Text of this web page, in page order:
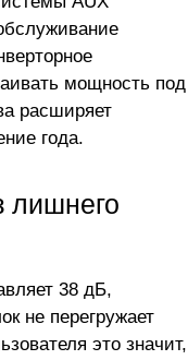
мощность под
расширяет
года.
лишнего
38 дБ,
не перегружает
это значит,